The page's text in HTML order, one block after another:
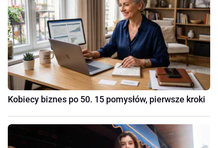
Kobiecy biznes po 50. 15 pomysłów, pierwsze kroki